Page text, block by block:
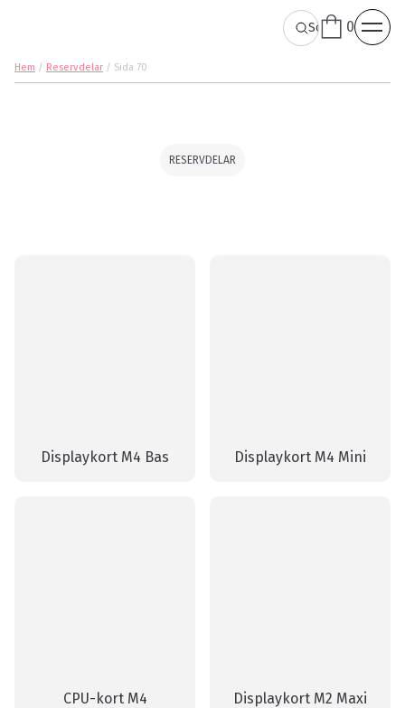
0
Hem / Reservdelar / Sida 70
RESERVDELAR
Displaykort M4 Bas Displaykort M4 Mini
CPU-kort M4 Displaykort M2 Maxi